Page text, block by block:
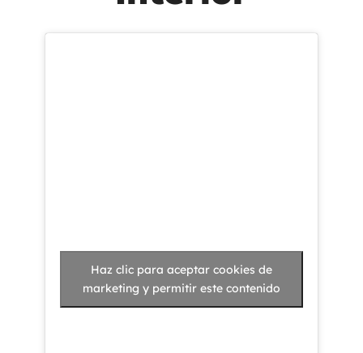
Haz clic para aceptar cookies de
marketing y permitir este contenido